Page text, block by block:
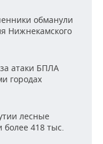
обманули
Нижнекамского
атаки БПЛА
городах
лесные
418 тыс.